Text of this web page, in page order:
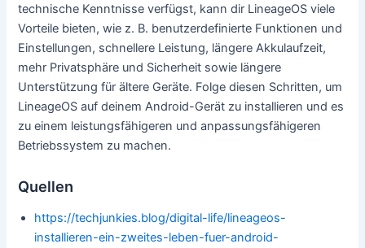
technische Kenntnisse verfügst, kann dir LineageOS viele
Vorteile bieten, wie z. B. benutzerdefinierte Funktionen und
Einstellungen, schnellere Leistung, längere Akkulaufzeit,
mehr Privatsphäre und Sicherheit sowie längere
Unterstützung für ältere Geräte. Folge diesen Schritten, um
LineageOS auf deinem Android-Gerät zu installieren und es
zu einem leistungsfähigeren und anpassungsfähigeren
Betriebssystem zu machen.
Quellen
https://techjunkies.blog/digital-life/lineageos-
installieren-ein-zweites-leben-fuer-android-